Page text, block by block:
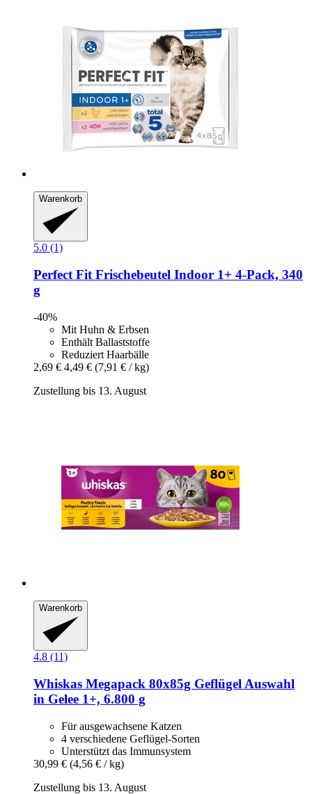
Warenkorb
5.0 (1)
Perfect Fit Frischebeutel Indoor 1+ 4-​Pack, 340
g
-40%
Mit Huhn & Erbsen
Enthält Ballaststoffe
Reduziert Haarbälle
2,69 € 4,49 € (7,91 € / kg)
Zustellung bis 13. August
Warenkorb
4.8 (11)
Whiskas Megapack 80x85g Geflügel Auswahl
in Gelee 1+, 6.800 g
Für ausgewachsene Katzen
4 verschiedene Geflügel-Sorten
Unterstützt das Immunsystem
30,99 € (4,56 € / kg)
Zustellung bis 13. August